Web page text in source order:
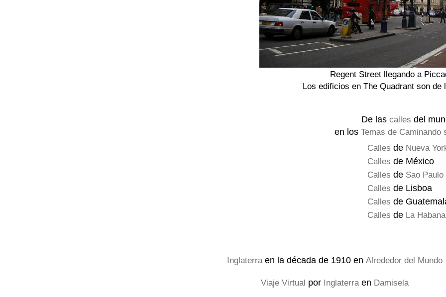
Regent Street llegando a
Los edificios en The Quadrant son de
De las calles del
en los Temas de Caminando
Calles de Nueva
Calles de México
Calles de Sao Paulo
Calles de Lisboa
Calles de
Calles de La Habana
Inglaterraen la década de 1910 en Alrededor del Mundo
Viaje Virtual por Inglaterraen Damisela